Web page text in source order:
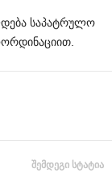
საპატრულო
.
შემდეგი სტატია